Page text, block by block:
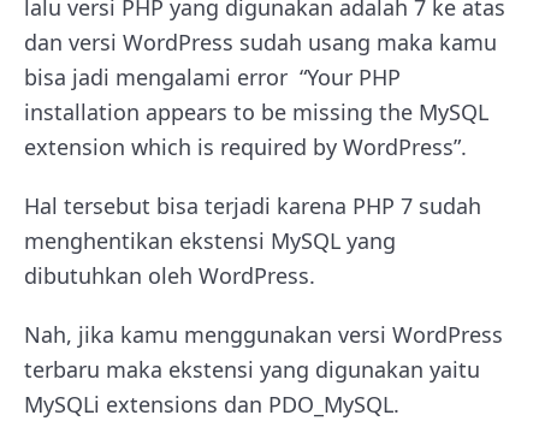
lalu versi PHP yang digunakan adalah 7 ke atas
dan versi WordPress sudah usang maka kamu
bisa jadi mengalami error “Your PHP
installation appears to be missing the MySQL
extension which is required by WordPress”.
Hal tersebut bisa terjadi karena PHP 7 sudah
menghentikan ekstensi MySQL yang
dibutuhkan oleh WordPress.
Nah, jika kamu menggunakan versi WordPress
terbaru maka ekstensi yang digunakan yaitu
MySQLi extensions dan PDO_MySQL.